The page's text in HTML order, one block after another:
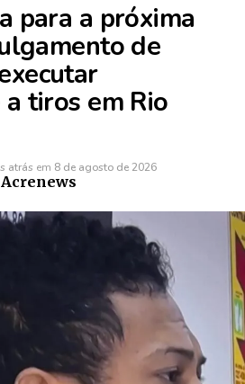
para a próxima
de
tiros em Rio
atrás em 8 de agosto de 2026